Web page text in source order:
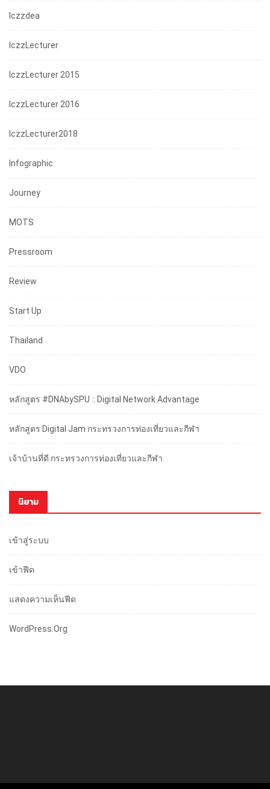
Iczzdea
IczzLecturer
IczzLecturer 2015
IczzLecturer 2016
IczzLecturer2018
Infographic
Journey
MOTS
Pressroom
Review
Start Up
Thailand
VDO
หลักสูตร #DNAbySPU :: Digital Network Advantage
หลักสูตร Digital Jam กระทรวงการท่องเที่ยวและกีฬา
เจ้าบ้านที่ดี กระทรวงการท่องเที่ยวและกีฬา
นิยาม
เข้าสู่ระบบ
เข้าฟีด
แสดงความเห็นฟีด
WordPress.org